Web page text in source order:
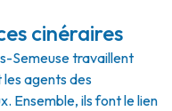
cinéraires
Semeuse travaillent
agents des
Ensemble, ils font le lien